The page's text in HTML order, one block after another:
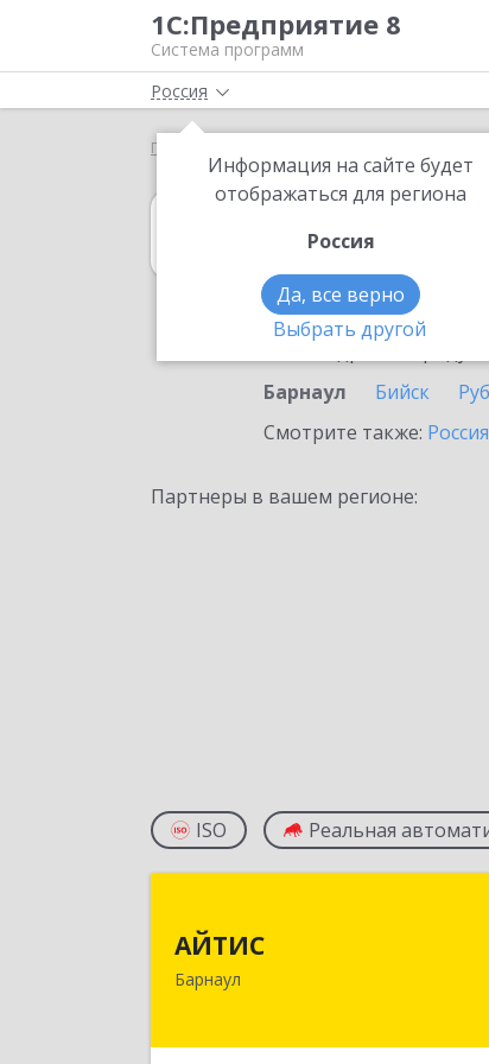
1С:Предприятие 8
Система программ
Россия
Информация на сайте будет
отображаться для региона
Россия
Да, все верно
Выбрать другой
Главная
1С:Розница
в Барнауле
Ознакомьтесь с
Барнаул
Бийск
Смотрите также: Россия
Партнеры в вашем регионе:
ISO Реальная
АЙТИС
Барнаул